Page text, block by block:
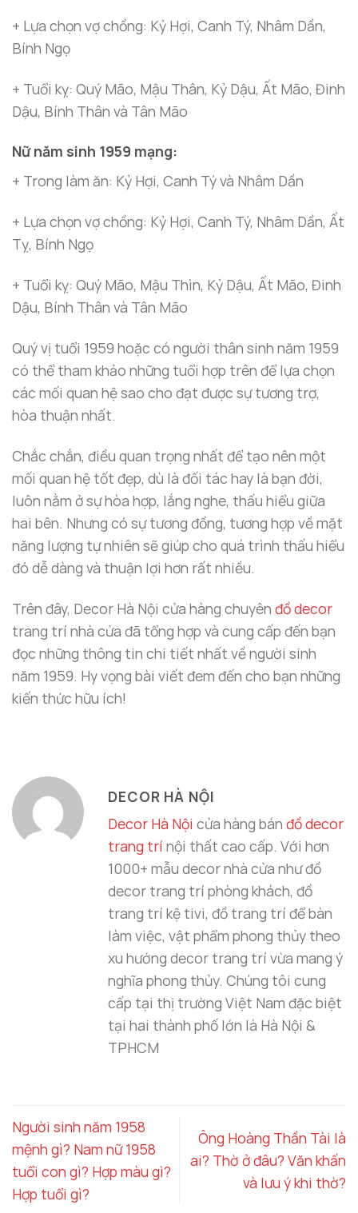
+ Lựa chọn vợ chồng: Kỷ Hợi, Canh Tý, Nhâm Dần,
Bính Ngọ
+ Tuổi kỵ: Quý Mão, Mậu Thân, Kỷ Dậu, Ất Mão, Đinh
Dậu, Bính Thân và Tân Mão
Nữ năm sinh 1959 mạng:
+ Trong làm ăn: Kỷ Hợi, Canh Tý và Nhâm Dần
+ Lựa chọn vợ chồng: Kỷ Hợi, Canh Tý, Nhâm Dần, Ất
Tỵ, Bính Ngọ
+ Tuổi kỵ: Quý Mão, Mậu Thìn, Kỷ Dậu, Ất Mão, Đinh
Dậu, Bính Thân và Tân Mão
Quý vị tuổi 1959 hoặc có người thân sinh năm 1959
có thể tham khảo những tuổi hợp trên để lựa chọn
các mối quan hệ sao cho đạt được sự tương trợ,
hòa thuận nhất.
Chắc chắn, điều quan trọng nhất để tạo nên một
mối quan hệ tốt đẹp, dù là đối tác hay là bạn đời,
luôn nằm ở sự hòa hợp, lắng nghe, thấu hiểu giữa
hai bên. Nhưng có sự tương đồng, tương hợp về mặt
năng lượng tự nhiên sẽ giúp cho quá trình thấu hiểu
đó dễ dàng và thuận lợi hơn rất nhiều.
Trên đây, Decor Hà Nội cửa hàng chuyên đồ decor
trang trí nhà cửa đã tổng hợp và cung cấp đến bạn
đọc những thông tin chi tiết nhất về người sinh
năm 1959. Hy vọng bài viết đem đến cho bạn những
kiến thức hữu ích!
DECOR HÀ NỘI
Decor Hà Nội cửa hàng bán đồ decor
trang trí nội thất cao cấp. Với hơn
1000+ mẫu decor nhà cửa như đồ
decor trang trí phòng khách, đồ
trang trí kệ tivi, đồ trang trí để bàn
làm việc, vật phẩm phong thủy theo
xu hướng decor trang trí vừa mang ý
nghĩa phong thủy. Chúng tôi cung
cấp tại thị trường Việt Nam đặc biệt
tại hai thành phố lớn là Hà Nội &
TPHCM
Người sinh năm 1958
mệnh gì? Nam nữ 1958
tuổi con gì? Hợp màu gì?
Hợp tuổi gì?
Ông Hoàng Thần Tài là
ai? Thờ ở đâu? Văn khấn
và lưu ý khi thờ?